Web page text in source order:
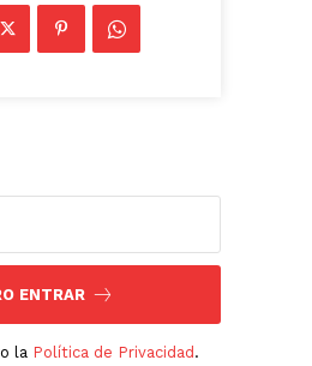
ENTRAR
la Política de Privacidad .